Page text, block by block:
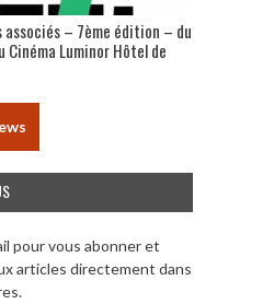
associés – 7ème édition – du
Cinéma Luminor Hôtel de
pour vous abonner et
articles directement dans